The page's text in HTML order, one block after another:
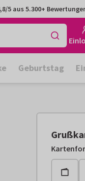
5 aus 5.300+
Geburtstag
Ab:€ 2,09